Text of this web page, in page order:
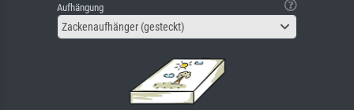
Aufhängung
Zackenaufhänger (gesteckt)